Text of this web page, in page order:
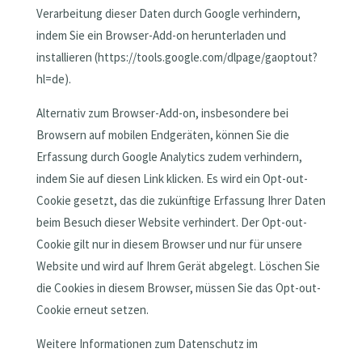
Verarbeitung dieser Daten durch Google verhindern,
indem Sie ein Browser-Add-on herunterladen und
installieren (https://tools.google.com/dlpage/gaoptout?
hl=de).
Alternativ zum Browser-Add-on, insbesondere bei
Browsern auf mobilen Endgeräten, können Sie die
Erfassung durch Google Analytics zudem verhindern,
indem Sie auf diesen Link klicken. Es wird ein Opt-out-
Cookie gesetzt, das die zukünftige Erfassung Ihrer Daten
beim Besuch dieser Website verhindert. Der Opt-out-
Cookie gilt nur in diesem Browser und nur für unsere
Website und wird auf Ihrem Gerät abgelegt. Löschen Sie
die Cookies in diesem Browser, müssen Sie das Opt-out-
Cookie erneut setzen.
Weitere Informationen zum Datenschutz im